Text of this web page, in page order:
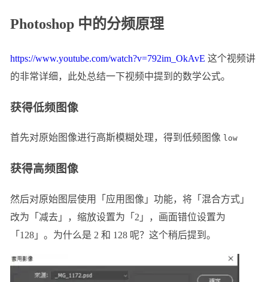
Photoshop 中的分频原理
https://www.youtube.com/watch?v=792im_OkAvE 这个视频讲
的非常详细，此处总结一下视频中提到的数学公式。
获得低频图像
首先对原始图像进行高斯模糊处理，得到低频图像 low
获得高频图像
然后对原始图层使用「应用图像」功能，将「混合方式」
改为「减去」，缩放设置为「2」，画面错位设置为
「128」。为什么是 2 和 128 呢？这个稍后提到。